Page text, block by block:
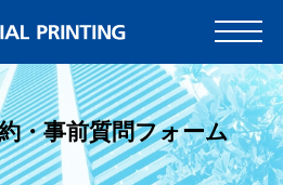
・事前質問フォーム